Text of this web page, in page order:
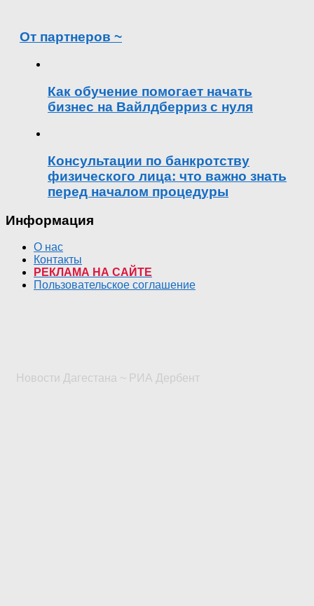
От партнеров ~
Как обучение помогает начать
бизнес на Вайлдберриз с нуля
Консультации по банкротству
физического лица: что важно знать
перед началом процедуры
Информация
О нас
Контакты
РЕКЛАМА НА САЙТЕ
Пользовательское соглашение
Новости Дагестана ~ РИА Дербент